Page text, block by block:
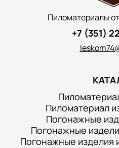
Пиломатериалы
+7 (351)
Пиломатериал
Погонажные
Погонажные
Погонажные изделия